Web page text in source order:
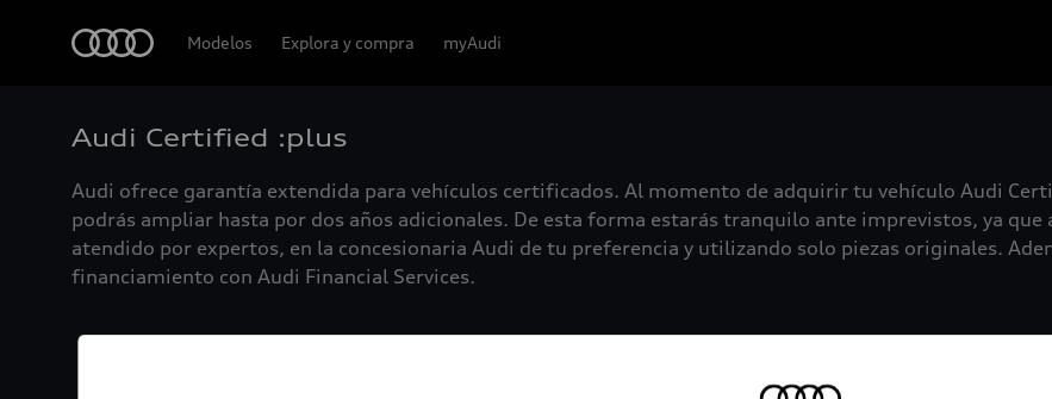
Modelos Explora y compra myAudi
Audi Certified :plus
Audi ofrece garantía extendida para vehículos certificados. Al momento de adquirir tu vehículo Audi
podrás ampliar hasta por dos años adicionales. De esta forma estarás tranquilo ante imprevistos, ya
atendido por expertos, en la concesionaria Audi de tu preferencia y utilizando solo piezas originales.
financiamiento con Audi Financial Services.